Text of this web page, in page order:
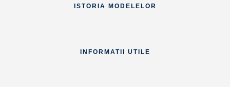
ISTORIA MODELELOR
INFORMATII UTILE